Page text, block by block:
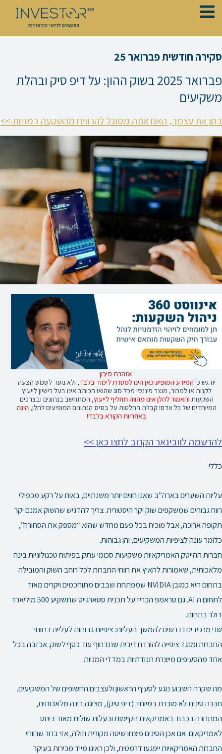
דילוג
סקירה חודשית פברואר 25
פברואר 2025 בשוק ההון: על דיפ סיק ובהלת
משקיעים
בחן את עצמך, האם אתה מסוגל להרוויח מהשקעה במניות >>
אזהרת סיכון
יודגש כי המידע המופיע כאן הינו למטרת לימוד בלבד, ולא נועד לשמש הצעה
לקנות או למכור, מוצר פיננסי מכל סוג שהוא! הכותב אינו בעל רישיון לייעוץ
השקעות והאמור להלן אינו מהווה תחליף לייעוץ, המתחשב בנתונים ובצרכים
המיוחדים של כל אדם! קבלת החלטות על בסיס הנתונים המופיעים להלן, הינה
באחריות הקורא בלבד!
להרשמה לוובינאר הקרוב לחצו כאן >>
כללי
עליות השערים בארה”ב שאנו חווים יותר משנתיים, באות על רקע מכפילי
רווח גבוהים שמשקפים שוק יקר היסטורית. צריך להדגיש שהשוק אמנם יקר
תקופה ארוכה, אבל מוכיח בכל פעם מחדש שהוא “מספק את הסחורה”,
כלומר עונה לציפיות המשקיעים, והן גבוהות.
חברות ההייטק האמריקאיות משקיעות סכומי עתק בפיתוח טכנולוגיות בינה
מלאכותית, שאמורות להאיץ את רווחי החברות לכל רוחב השוק והמובילה
בתחום היא כמובן NVIDIA שמפתחת שבבים מתוחכמים ויקרים מאוד
לתחום ה AI. גם טראמפ הכריז על תכנית סטארגייט שתשקיע 500 מיליארד
דולר בתחום.
שני מרכיבים נדרשים להמשך העליות: ציפיות גבוהות לעלייה ברווחי
החברות ומנגד ציפייה להורדת ריבית שתדחוף עוד כסף לשוק. אכזבה בכל
אחד מהסעיפים מייצרת תנודתיות במדדי המניות.
מה שקרה השבוע נוגע לסעיף הראשון ולעצבים החשופים של המשקיעים.
חברה סינית לא מוכרת במיוחד (דיפ סיק), מציגה בינה מלאכותית,
המתחרה בכבוד באמריקאית הקיימות ובעלות שולית מאוד ביחס
לאמריקאים. אם אכן הסינים פיצחו שיטה מקורית וזולה, אזי ברור שרווחי
החברות האמריקאיות ייפגעו דרמטית, ולכן ראינו מייד מכירות בעיקר